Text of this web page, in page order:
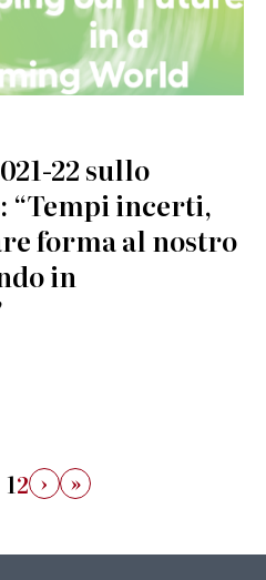
22 sullo
“Tempi incerti,
forma al nostro
in
12 › »